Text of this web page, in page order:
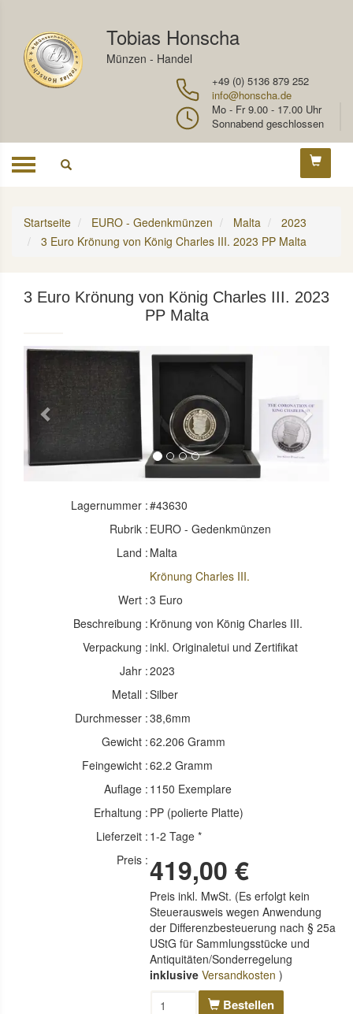
Tobias Honscha
Münzen - Handel
+49 (0) 5136 879 252
info@honscha.de
Mo - Fr 9.00 - 17.00 Uhr
Sonnabend geschlossen
Toggle
Startseite EURO - Gedenkmünzen Malta
2023
3 Euro Krönung von König Charles III. 2023 PP Malta
3 Euro Krönung von König Charles III. 2023
PP Malta
Previous Next
Lagernummer :#43630
Rubrik : EURO - Gedenkmünzen
Land : Malta
Krönung Charles III.
Wert :3 Euro
Beschreibung : Krönung von König Charles III.
Verpackung :inkl. Originaletui und Zertifikat
Jahr :2023
Metall :Silber
Durchmesser :38,6mm
Gewicht :62.206 Gramm
Feingewicht :62.2 Gramm
Auflage : 1150 Exemplare
Erhaltung : PP (polierte Platte)
Lieferzeit : 1-2 Tage *
Preis :419,00 €
Preis inkl. MwSt. (Es erfolgt kein
Steuerausweis wegen Anwendung
der Differenzbesteuerung nach § 25a
UStG für Sammlungsstücke und
Antiquitäten/Sonderregelung
inklusive Versandkosten )
Bestellen